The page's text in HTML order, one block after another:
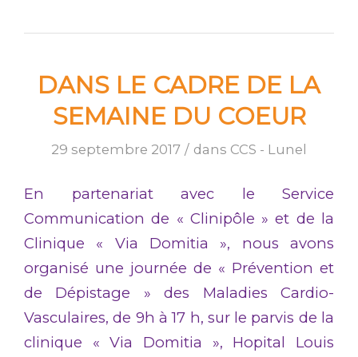
DANS LE CADRE DE LA
SEMAINE DU COEUR
29 septembre 2017 / dans CCS - Lunel
En partenariat avec le Service
Communication de « Clinipôle » et de la
Clinique « Via Domitia », nous avons
organisé une journée de « Prévention et
de Dépistage » des Maladies Cardio-
Vasculaires, de 9h à 17 h, sur le parvis de la
clinique « Via Domitia », Hopital Louis